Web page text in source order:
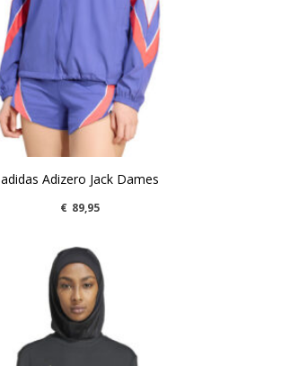
adidas Adizero Jack Dames
€ 89,95